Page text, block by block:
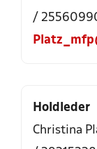
/
Holdleder
Christina